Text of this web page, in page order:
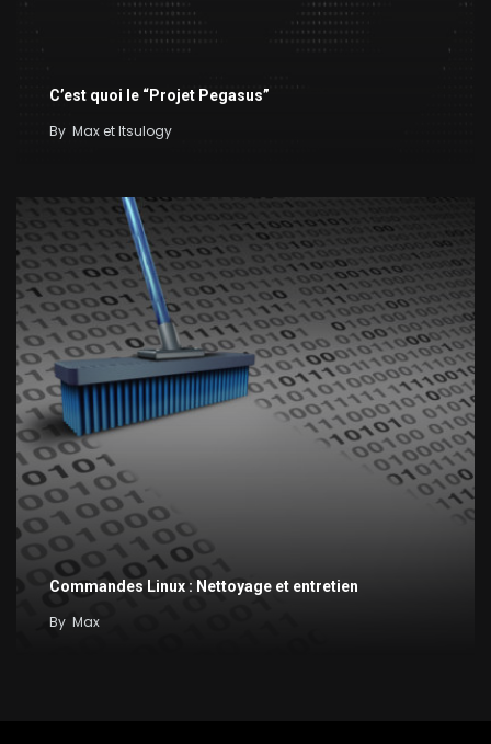
C’est quoi le “Projet Pegasus”
By Max et Itsulogy
Commandes Linux : Nettoyage et entretien
By Max